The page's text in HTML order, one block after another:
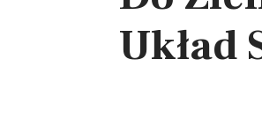
Układ